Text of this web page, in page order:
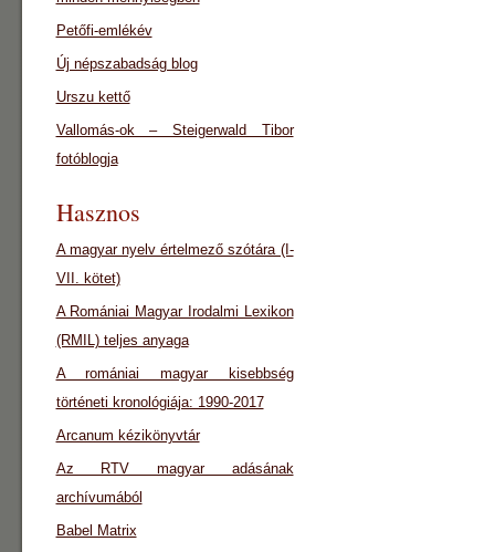
Petőfi-emlékév
Új népszabadság blog
Urszu kettő
Vallomás-ok – Steigerwald Tibor
fotóblogja
Hasznos
A magyar nyelv értelmező szótára (I-
VII. kötet)
A Romániai Magyar Irodalmi Lexikon
(RMIL) teljes anyaga
A romániai magyar kisebbség
történeti kronológiája: 1990-2017
Arcanum kézikönyvtár
Az RTV magyar adásának
archívumából
Babel Matrix